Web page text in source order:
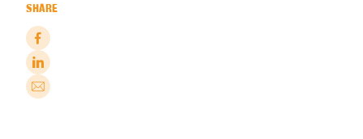
SHARE